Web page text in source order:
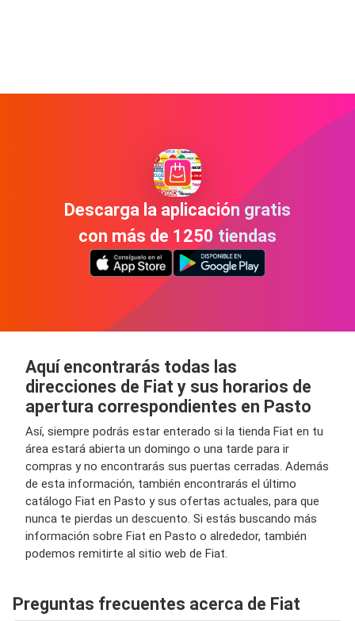
Descarga la aplicación gratis
con más de 1250 tiendas
Aquí encontrarás todas las
direcciones de Fiat y sus horarios de
apertura correspondientes en Pasto
Así, siempre podrás estar enterado si la tienda Fiat en tu
área estará abierta un domingo o una tarde para ir
compras y no encontrarás sus puertas cerradas. Además
de esta información, también encontrarás el último
catálogo Fiat en Pasto y sus ofertas actuales, para que
nunca te pierdas un descuento. Si estás buscando más
información sobre Fiat en Pasto o alrededor, también
podemos remitirte al sitio web de Fiat.
Preguntas frecuentes acerca de Fiat